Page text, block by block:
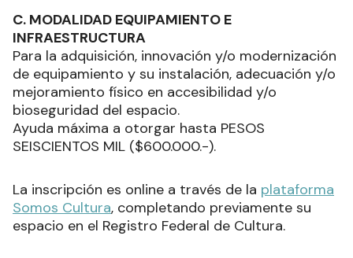
C. MODALIDAD EQUIPAMIENTO E
INFRAESTRUCTURA
Para la adquisición, innovación y/o modernización
de equipamiento y su instalación, adecuación y/o
mejoramiento físico en accesibilidad y/o
bioseguridad del espacio.
Ayuda máxima a otorgar hasta PESOS
SEISCIENTOS MIL ($600.000.-).
La inscripción es online a través de la plataforma
Somos Cultura, completando previamente su
espacio en el Registro Federal de Cultura.